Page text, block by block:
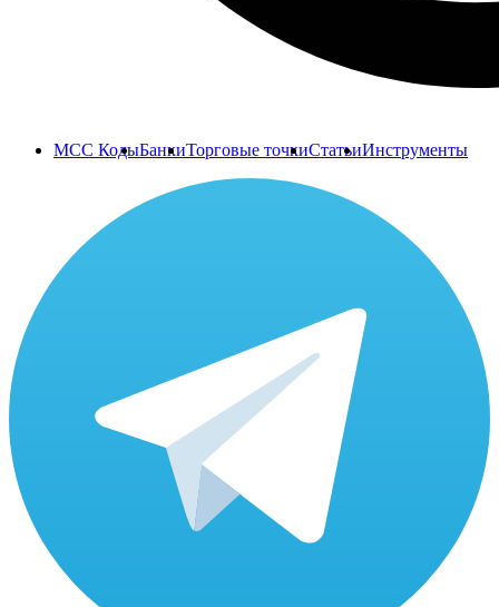
MCC КодыБанкиТорговые точкиСтатьиИнструменты